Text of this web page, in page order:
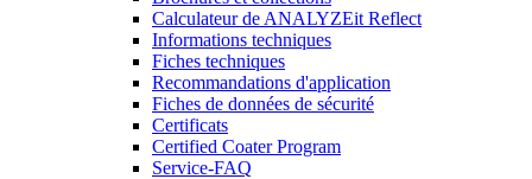
Calculateur de ANALYZEit Reflect
Informations techniques
Fiches techniques
Recommandations d'application
Fiches de données de sécurité
Certificats
Certified Coater Program
Service-FAQ